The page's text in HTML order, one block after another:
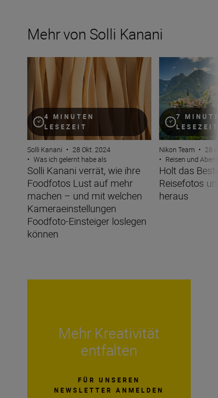
Mehr von Solli Kanani
4 MINUTEN
LESEZEIT
Solli Kanani verrät, wie ihre Foodfotos Lust auf mehr
Solli Kanani • 28 Okt. 2024
• Was ich gelernt habe als
Solli Kanani verrät, wie ihre
Foodfotos Lust auf mehr
machen – und mit welchen
Kameraeinstellungen
Foodfoto-Einsteiger loslegen
können
7
Holt das Beste
Nikon Team • 28
• Reisen und
Holt das
Reisefotos
heraus
Mehr Kreativität
entfalten
FÜR UNSEREN
NEWSLETTER ANMELDEN